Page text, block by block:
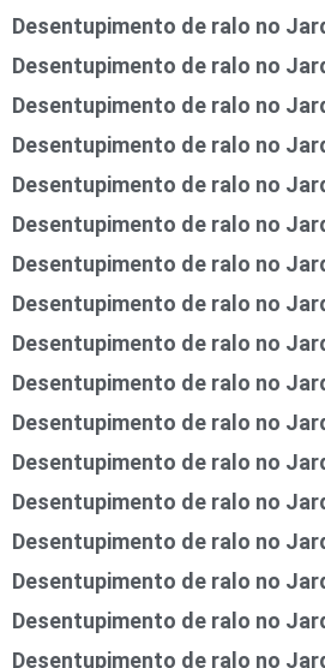
Desentupimento de ralo no
Desentupimento de ralo no
Desentupimento de ralo no
Desentupimento de ralo no
Desentupimento de ralo no
Desentupimento de ralo no
Desentupimento de ralo no
Desentupimento de ralo no
Desentupimento de ralo no
Desentupimento de ralo no
Desentupimento de ralo no
Desentupimento de ralo no
Desentupimento de ralo no
Desentupimento de ralo no
Desentupimento de ralo no
Desentupimento de ralo no
Desentupimento de ralo no